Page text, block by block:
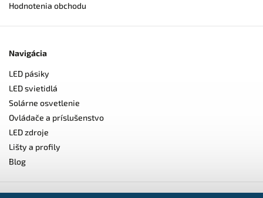
Hodnotenia obchodu
Navigácia
LED pásiky
LED svietidlá
Solárne osvetlenie
Ovládače a príslušenstvo
LED zdroje
Lišty a profily
Blog